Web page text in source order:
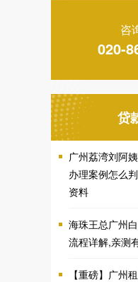
咨
020-
贷
广州荔湾刘阿
办理案例怎么
资料
海珠王总广州
流程详解,亲测
【重磅】广州